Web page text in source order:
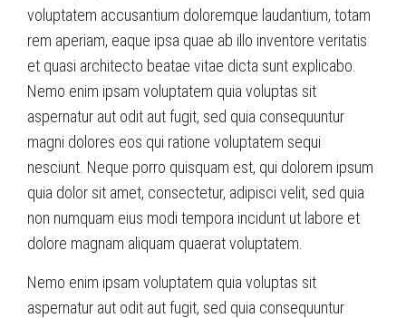
voluptatem accusantium doloremque laudantium, totam
rem aperiam, eaque ipsa quae ab illo inventore veritatis
et quasi architecto beatae vitae dicta sunt explicabo.
Nemo enim ipsam voluptatem quia voluptas sit
aspernatur aut odit aut fugit, sed quia consequuntur
magni dolores eos qui ratione voluptatem sequi
nesciunt. Neque porro quisquam est, qui dolorem ipsum
quia dolor sit amet, consectetur, adipisci velit, sed quia
non numquam eius modi tempora incidunt ut labore et
dolore magnam aliquam quaerat voluptatem.
Nemo enim ipsam voluptatem quia voluptas sit
aspernatur aut odit aut fugit, sed quia consequuntur